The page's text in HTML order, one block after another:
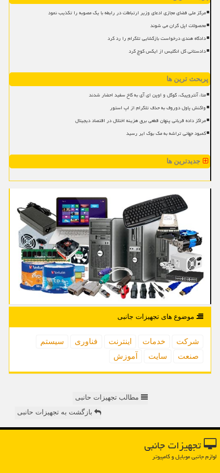
مرکز ملی فضای مجازی ادعای وزیر ارتباطات در رابطه با یک مصوبه را تکذیب نمود
محصولات اپل گران می شوند
دادگاه هندی درخواست بازگشایی تلگرام را رد کرد
دادستانی کل انگلیس از ایکس کوچ کرد
پربحث ترین ها
متا، آنتروپیک، گوگل و اوپن ای آی به کاخ سفید احضار شدند
واکنش پاول دوروف به حذف تلگرام از اپ استور
مراکز داده قربانی پنهان قطعی برق هزینه اختلال در اقتصاد دیجیتال
کمبود جهانی تراشه به مک بوک ایر رسید
جدیدترین ها
موضوع های تجهیزات جانبی
شركت خدمات اینترنت فناوری
سیستم
صنعت
سایت آموزش
مطالب تجهیزات حانبی
بازگشت به تجهیزات حانبی
تجهیزات جانبی
لوازم جانبی موبایل و کامپیوتر